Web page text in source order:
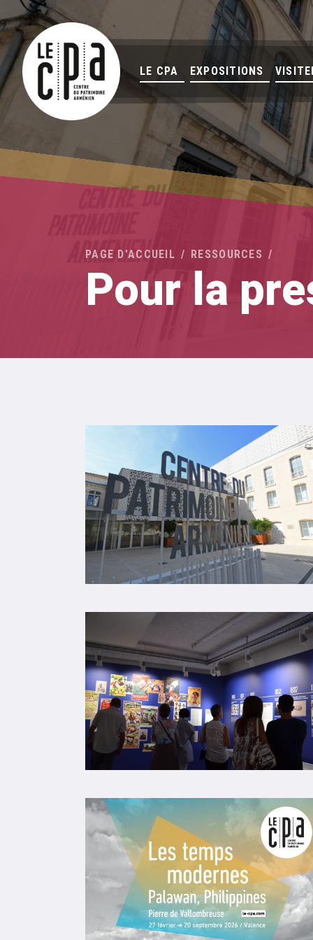
LE CPA EXPOSITIONS
DP EXPO - L'Arménie du sacré à l'épreuve du
[application/pdf] - 8,51 MB
DP EXPO - "La terre où est né le soleil" - 31
[application/pdf] - 676,58 KB
DP EXPO - En résistance. Missak, Mélinée et
[application/pdf] - 6,48 MB
INVITATION MEDIAS - Vernissage Les
[application/pdf] - 200,75 KB
PAGE D'ACCUEIL RESSOURCES
Pour la